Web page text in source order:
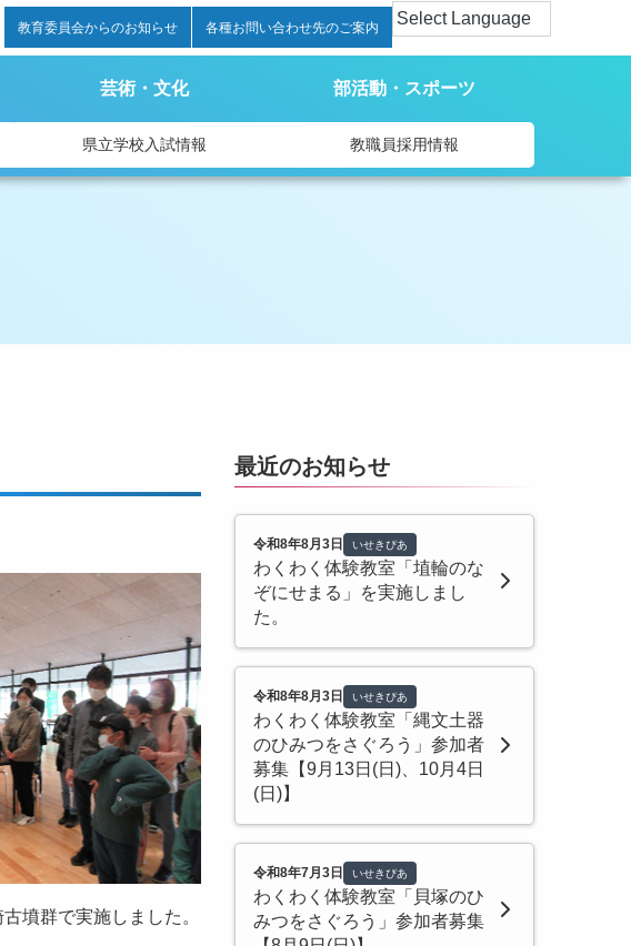
教育委員会からのお知らせ 各種お問い合わせ先のご案内
芸術・文化 部活動・スポーツ
県立学校入試情報 教職員採用情報
墳群で実施しました。
最近のお知らせ
令和8年8月3日 いせきぴあ
わくわく体験教室「埴輪のな
ぞにせまる」を実施しまし
た。
令和8年8月3日 いせきぴあ
わくわく体験教室「縄文土器
のひみつをさぐろう」参加者
募集【9月13日(日)、10月4日
(日)】
令和8年7月3日 いせきぴあ
わくわく体験教室「貝塚のひ
みつをさぐろう」参加者募集